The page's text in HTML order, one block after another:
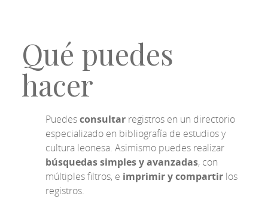
Qué puedes
hacer
Puedesconsultar registros en un directorio
especializado en bibliografía de estudios y
cultura leonesa. Asimismo puedes realizar
búsquedas simples y avanzadas, con
múltiples filtros, e imprimir y compartir los
registros.